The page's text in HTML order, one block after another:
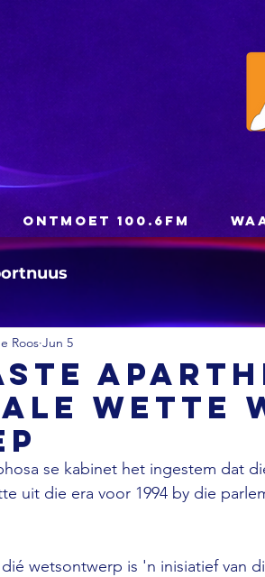
ONTMOET 100.6FM
wette
Roos Jun 5
se kabinet het ingestem dat
uit die era voor 1994 by die
wetsontwerp is 'n inisiatief van